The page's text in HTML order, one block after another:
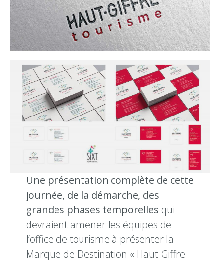
Une présentation complète de cette
journée, de la démarche, des
grandes phases temporelles qui
devraient amener les équipes de
l’office de tourisme à présenter la
Marque de Destination « Haut-Giffre